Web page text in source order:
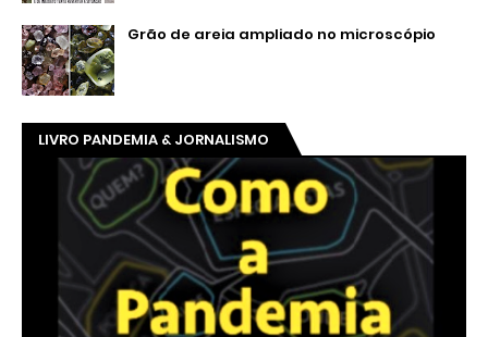
Grão de areia ampliado no microscópio
LIVRO PANDEMIA & JORNALISMO